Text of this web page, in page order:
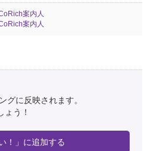
案内人
案内人
グに反映されます。
う！
！」に追加する